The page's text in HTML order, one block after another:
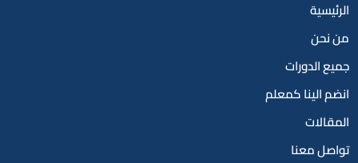
الرئيسية
من نحن
جميع الدورات
انضم الينا كمعلم
المقالات
تواصل معنا